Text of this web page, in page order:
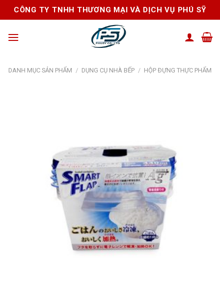
Skip
to
CÔNG TY TNHH THƯƠNG MẠI VÀ DỊCH VỤ PHÚ SỸ
DANH MỤC SẢN PHẨM / DỤNG CỤ NHÀ BẾP / HỘP ĐỰNG THỰC PHẨM